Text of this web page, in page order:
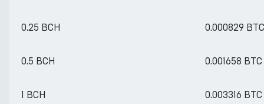
0.25 BCH 0.000829 BTC
0.5 BCH 0.001658 BTC
1 BCH 0.003316 BTC